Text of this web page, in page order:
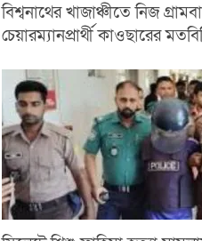
বিশ্বনাথের খাজাঞ্চীতে নিজ
চেয়ারম্যানপ্রার্থী কাওছারের